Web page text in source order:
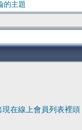
的主題
在線上會員列表裡頭